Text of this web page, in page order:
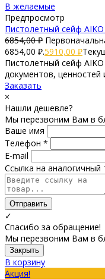
В желаемые
Предпросмотр
Пистолетный сейф
6854,00₽
6854,00 ₽.5910,00 ₽
Пистолетный сейф
документов, ценностей
Заказать
×
Нашли дешевле?
Мы перезвоним Вам в
Ваше имя
Телефон *
E-mail
Ссылка на аналогичный
Отправить
✓
Спасибо за обращение!
Мы перезвоним Вам в
Закрыть
В корзину
Акция!